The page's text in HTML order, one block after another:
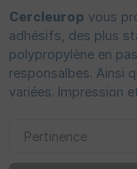
Cercleurop vous
adhésifs, des plus
polypropylène en
responsalbes. Ainsi
variées. Impression